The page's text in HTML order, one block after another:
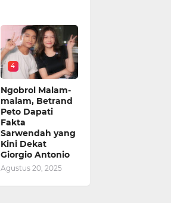
4
Ngobrol Malam-
malam, Betrand
Peto Dapati
Fakta
Sarwendah yang
Kini Dekat
Giorgio Antonio
Agustus 20, 2025